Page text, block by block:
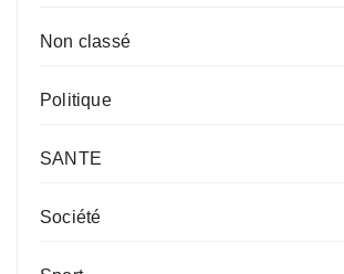
Non classé
Politique
SANTE
Société